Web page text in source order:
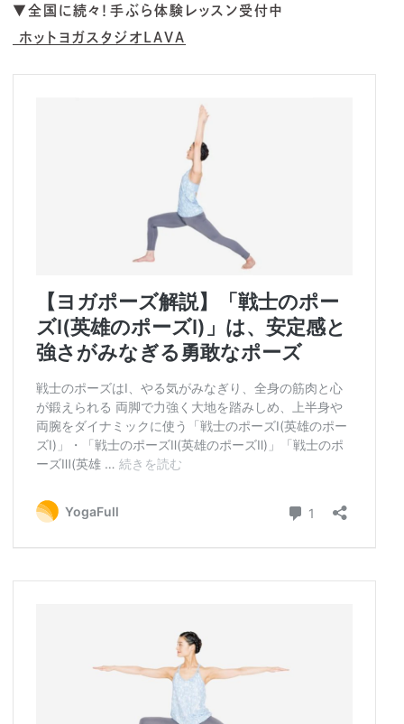
▼全国に続々！手ぶら体験レッスン受付中
ホットヨガスタジオLAVA